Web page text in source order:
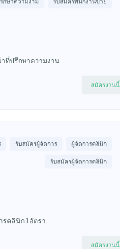
าที่ปรึกษาความงาน
สมัครงานนี้
รับสมัครผู้จัดการ ผู้จัดการคลินิก
รับสมัครผู้จัดการคลินิก
คลินิก 1 อัตรา
สมัครงานนี้